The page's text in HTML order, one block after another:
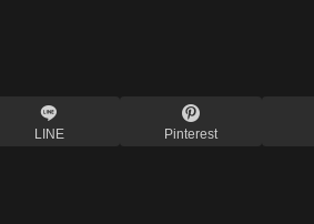
LINE Pinterest